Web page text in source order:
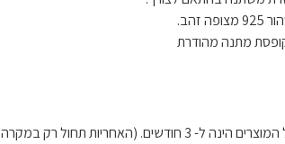
זהב.
מתנה מהודרת
האחריות על המוצרים הינה ל- 3 חודשים. (האחריות תחול רק במקרה